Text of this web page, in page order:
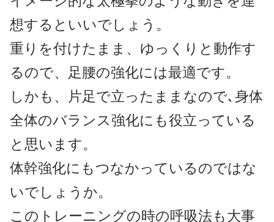
想するといいでしょう。
重りを付けたまま、ゆっくりと動作す
るので、足腰の強化には最適です。
しかも、片足で立ったままなので､身体
全体のバランス強化にも役立っている
と思います。
体幹強化にもつなかっているのではな
いでしょうか。
このトレーニングの時の呼吸法も大事